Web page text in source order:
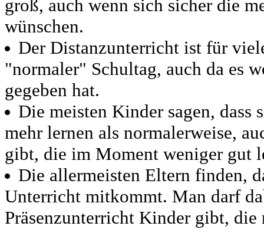
groß, auch wenn sich sicher die
wünschen.
Der Distanzunterricht ist für
"normaler" Schultag, auch da es
gegeben hat.
Die meisten Kinder sagen,
mehr lernen als normalerweise,
gibt, die im Moment weniger gut
Die allermeisten Eltern finden,
Unterricht mitkommt. Man darf
Präsenzunterricht Kinder gibt,